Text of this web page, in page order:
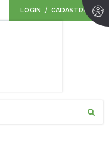
LOGIN / CADASTRO